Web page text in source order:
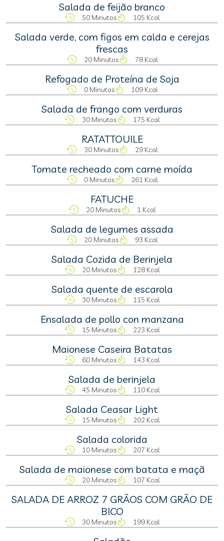
Salada de feijão branco
50 Minutos 105 Kcal
Salada verde, com figos em calda e cerejas
frescas
20 Minutos 78 Kcal
Refogado de Proteína de Soja
0 Minutos 109 Kcal
Salada de frango com verduras
30 Minutos 175 Kcal
RATATTOUILE
30 Minutos 29 Kcal
Tomate recheado com carne moída
0 Minutos 261 Kcal
FATUCHE
20 Minutos 1 Kcal
Salada de legumes assada
20 Minutos 93 Kcal
Salada Cozida de Berinjela
20 Minutos 128 Kcal
Salada quente de escarola
30 Minutos 115 Kcal
Ensalada de pollo con manzana
15 Minutos 223 Kcal
Maionese Caseira Batatas
60 Minutos 143 Kcal
Salada de berinjela
45 Minutos 110 Kcal
Salada Ceasar Light
15 Minutos 202 Kcal
Salada colorida
10 Minutos 207 Kcal
Salada de maionese com batata e maçã
20 Minutos 107 Kcal
SALADA DE ARROZ 7 GRÃOS COM GRÃO DE
BICO
30 Minutos 199 Kcal